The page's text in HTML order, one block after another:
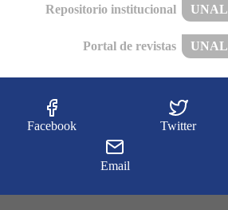
Repositorio institucional UNAL
Portal de revistas UNAL
Facebook Twitter
Email